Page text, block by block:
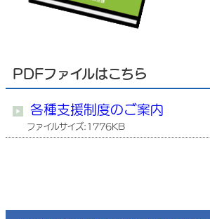
PDFファイルはこちら
各種支援制度のご案内
ファイルサイズ:1776KB